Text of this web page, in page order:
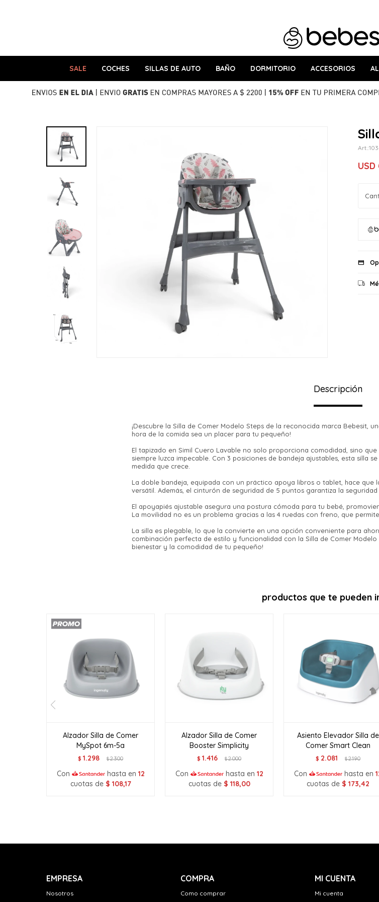
SALE COCHES SILLAS DE AUTO BAÑO DORMITORIO ACCESORIOS
USD
Descripción
¡Descubre la Silla de Comer Modelo Steps de la reconocida marca Bebesit,
hora de la comida sea un placer para tu pequeño!
El tapizado en Simil Cuero Lavable no solo proporciona comodidad, sino
siempre luzca impecable. Con 3 posiciones de bandeja ajustables, esta silla
medida que crece.
La doble bandeja, equipada con un práctico apoya libros o tablet, hace que
versátil. Además, el cinturón de seguridad de 5 puntos garantiza la
El apoyapiés ajustable asegura una postura cómoda para tu bebé,
La movilidad no es un problema gracias a las 4 ruedas con freno, que
La silla es plegable, lo que la convierte en una opción conveniente para
combinación perfecta de estilo y funcionalidad con la Silla de Comer Modelo
bienestar y la comodidad de tu pequeño!
productos que te pueden
Alzador Silla de Comer
MySpot 6m-5a
$ 1.298 $2.300
Con hasta en 12
cuotas de $ 108,17
Alzador Silla de Comer
Booster Simplicity
$ 1.416 $2.000
Con hasta en 12
cuotas de $ 118,00
Asiento Elevador Silla de
Comer Smart Clean
$ 2.081 $2.190
Con hasta en
cuotas de $ 173,42
Comprá ahora y
Después, hasta en
cuotas y sin tocar
tarjeta de crédito
¡Sumate a la forma más ágil de
Comprá en 3 cuotas sin recargo o
* sujeto aprobación
Verifica si estás calificado para
con Pago Después:
Cédula de identidad
Celular
Estás calificado para comprar
Después.
¡Tenés hasta
para comprar en
que prefieras!
puede variar por comercio
Ups!
Parece que no tenes oferta,
inconveniente, por cualquier
¡Algo salió mal!
EMPRESA
Nosotros
COMPRA
Como comprar
MI CUENTA
Mi cuenta